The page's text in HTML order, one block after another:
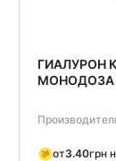
ГИАЛУРОН
МОНОДОЗА
от3.40грн